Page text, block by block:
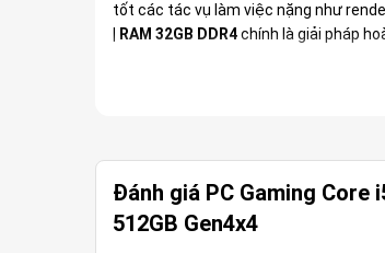
tốt các tác vụ làm việc nặng như
| RAM 32GB DDR4chính là giải pháp
Hiệu Năng Vượt
Sở hữu bộ vi xử lý Intel Core i5-
nhịp tối đa lên đến 5.30 GHz. Phiên
Đánh giá PC Gaming Core
512GB Gen4x4